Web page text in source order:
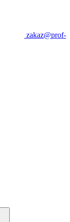
zakaz@prof-